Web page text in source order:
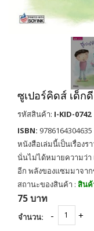
ซูเปอร์คิดส์ เด็ก
รหัสสินค้า: I-KID-0742
ISBN: 9786164304635
หนังสือเล่มนี้เป็นเรื่อง
นั่นไม่ได้หมายความว่า
อีก พลังของแซมมาจาก
สถานะของสินค้า : สินค้
75 บาท
จำนวน: